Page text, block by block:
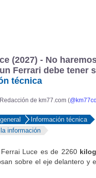
(2027) - No
Ferrari debe tener
técnica
Redacción de km77.com (
Información técnica
información
Luce es de 2260
sobre el eje delantero y